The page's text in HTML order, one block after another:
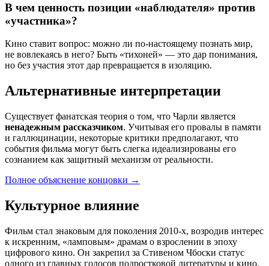
В чем ценность позиции «наблюдателя» против
«участника»?
Кино ставит вопрос: можно ли по-настоящему познать мир,
не вовлекаясь в него? Быть «тихоней» — это дар понимания,
но без участия этот дар превращается в изоляцию.
Альтернативные интерпретации
Существует фанатская теория о том, что Чарли является
ненадежным рассказчиком. Учитывая его провалы в памяти
и галлюцинации, некоторые критики предполагают, что
события фильма могут быть слегка идеализированы его
сознанием как защитный механизм от реальности.
Полное объяснение концовки →
Культурное влияние
Фильм стал знаковым для поколения 2010-х, возродив интерес
к искренним, «ламповым» драмам о взрослении в эпоху
цифрового кино. Он закрепил за Стивеном Чбоски статус
одного из главных голосов подростковой литературы и кино.